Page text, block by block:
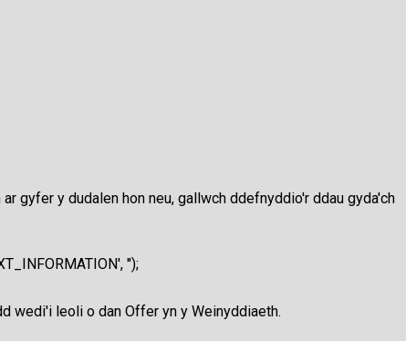
gyfer y dudalen hon neu, gallwch ddefnyddio'r ddau gyda'ch
'');
wedi'i leoli o dan Offer yn y Weinyddiaeth.